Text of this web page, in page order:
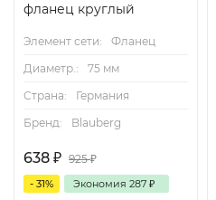
фланец круглый
Элемент сети:
Фланец
Диаметр.:
75 мм
Страна:
Германия
Бренд:
Blauberg
638 ₽ 925₽
- 31% Экономия 287 ₽